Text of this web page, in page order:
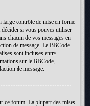
contrôle de mise en forme
décider si vous pouvez utiliser
chacun de vos messages en
de message. Le BBCode
sont incluses entre
sur le BBCode,
de message.
ce forum. La plupart des mises